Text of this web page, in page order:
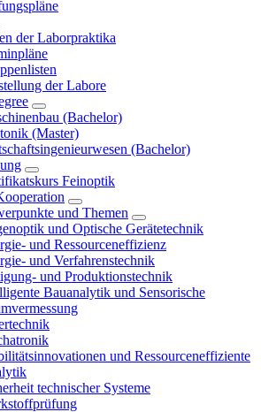
der Laborpraktika
der Labore
(Bachelor)
(Master)
(Bachelor)
Feinoptik
und Themen
und Optische Gerätetechnik
und Ressourceneffizienz
und Verfahrenstechnik
und Produktionstechnik
Bauanalytik und Sensorische
und Ressourceneffiziente
technischer Systeme